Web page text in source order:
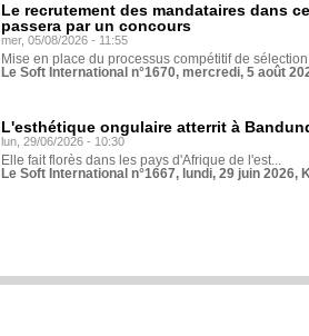
Le recrutement des mandataires dans
passera par un concours
mer, 05/08/2026 - 11:55
Mise en place du processus compétitif de
Le Soft International n°1670, mercredi, 5 août
L'esthétique ongulaire atterrit à
lun, 29/06/2026 - 10:30
Elle fait florès dans les pays d'Afrique de l'est...
Le Soft International n°1667, lundi, 29 juin